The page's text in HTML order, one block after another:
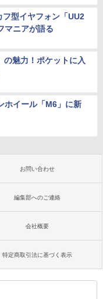
型イヤフォン「UU2
マニアが語る
の魅力！ポケットに入
ホイール「M6」に新
お問い合わせ
編集部へのご連絡
会社概要
特定商取引法に基づく表示